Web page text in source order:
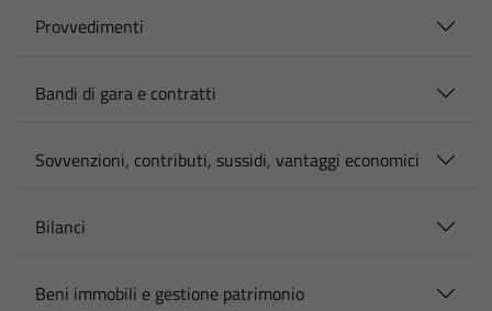
Provvedimenti
Bandi di gara e contratti
Sovvenzioni, contributi, sussidi, vantaggi economici
Bilanci
Beni immobili e gestione patrimonio